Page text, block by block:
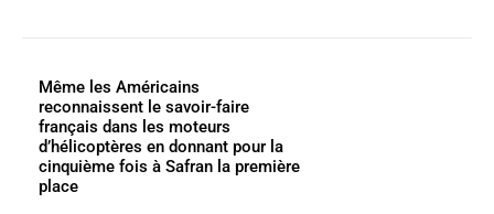
Même les Américains
reconnaissent le savoir-faire
français dans les moteurs
d’hélicoptères en donnant pour la
cinquième fois à Safran la première
place